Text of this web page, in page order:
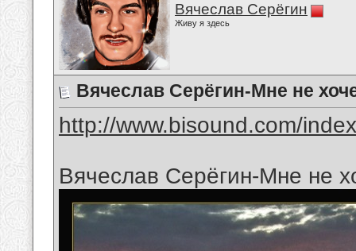
Вячеслав Серёгин
Живу я здесь
Вячеслав Серёгин-Мне не
http://www.bisound.com/
Вячеслав Серёгин-Мне не